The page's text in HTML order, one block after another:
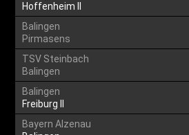
Hoffenheim II
Balingen
Pirmasens
TSV Steinbach
Balingen
Balingen
Freiburg II
Bayern Alzenau